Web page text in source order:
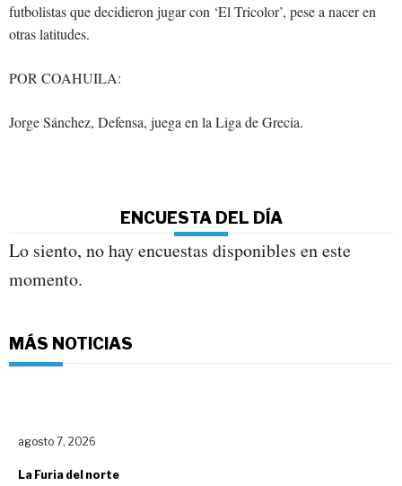
futbolistas que decidieron jugar con ‘El Tricolor’, pese a nacer en
otras latitudes.
POR COAHUILA:
Jorge Sánchez, Defensa, juega en la Liga de Grecia.
ENCUESTA DEL DÍA
Lo siento, no hay encuestas disponibles en este
momento.
MÁS NOTICIAS
agosto 7, 2026
La Furia del norte